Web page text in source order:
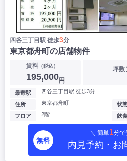
四谷三丁目駅 徒歩3分
東京都舟町の店舗物件
賃料（税込）
195,000円
坪数
最寄駅 四谷三丁目駅 徒歩3分
住所 東京都舟町
フロア 2階
状
飲
無料
＼ 簡単1分で
内見予約・お